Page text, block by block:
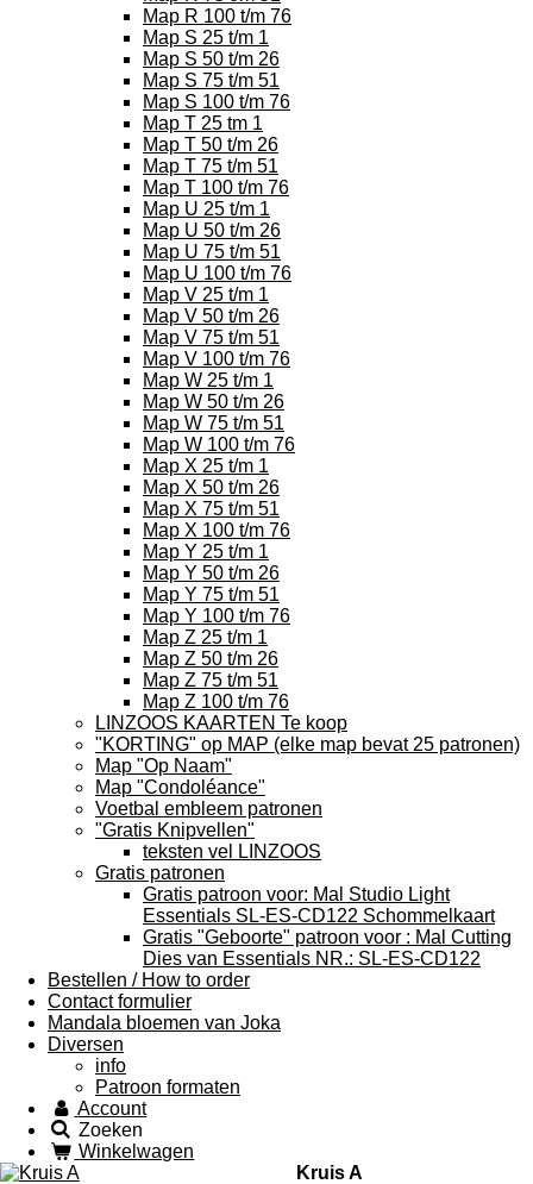
Map R 100 t/m 76
Map S 25 t/m 1
Map S 50 t/m 26
Map S 75 t/m 51
Map S 100 t/m 76
Map T 25 tm 1
Map T 50 t/m 26
Map T 75 t/m 51
Map T 100 t/m 76
Map U 25 t/m 1
Map U 50 t/m 26
Map U 75 t/m 51
Map U 100 t/m 76
Map V 25 t/m 1
Map V 50 t/m 26
Map V 75 t/m 51
Map V 100 t/m 76
Map W 25 t/m 1
Map W 50 t/m 26
Map W 75 t/m 51
Map W 100 t/m 76
Map X 25 t/m 1
Map X 50 t/m 26
Map X 75 t/m 51
Map X 100 t/m 76
Map Y 25 t/m 1
Map Y 50 t/m 26
Map Y 75 t/m 51
Map Y 100 t/m 76
Map Z 25 t/m 1
Map Z 50 t/m 26
Map Z 75 t/m 51
Map Z 100 t/m 76
LINZOOS KAARTEN Te koop
"KORTING" op MAP (elke map bevat 25 patronen)
Map "Op Naam"
Map "Condoléance"
Voetbal embleem patronen
"Gratis Knipvellen"
teksten vel LINZOOS
Gratis patronen
Gratis patroon voor: Mal Studio Light
Essentials SL-ES-CD122 Schommelkaart
Gratis "Geboorte" patroon voor : Mal Cutting
Dies van Essentials NR.: SL-ES-CD122
Bestellen / How to order
Contact formulier
Mandala bloemen van Joka
Diversen
info
Patroon formaten
Account
Zoeken
Winkelwagen
Kruis A